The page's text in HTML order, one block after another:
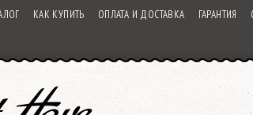
КАК КУПИТЬ ОПЛАТА И ДОСТАВКА ГАРАНТИЯ